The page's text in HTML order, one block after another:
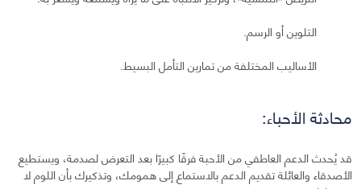
التلوين أو الرسم.
الأساليب المختلفة من تمارين التأمل البسيط.
محادثة الأحباء:
قد يُحدث الدعم العاطفي من الأحبة فرقًا كبيرًا بعد التعرض لصدمة، ويستطيع
الأصدقاء والعائلة تقديم الدعم بالاستماع إلى همومك، وتذكيرك بأن اللوم لا